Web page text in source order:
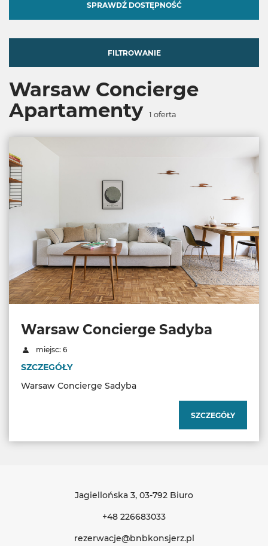
SPRAWDŹ DOSTĘPNOŚĆ
FILTROWANIE
Warsaw Concierge
Apartamenty
1 oferta
Warsaw Concierge Sadyba
miejsc: 6
SZCZEGÓŁY
Warsaw Concierge Sadyba
SZCZEGÓŁY
Jagiellońska 3, 03-792 Biuro
+48 226683033
rezerwacje@bnbkonsjerz.pl